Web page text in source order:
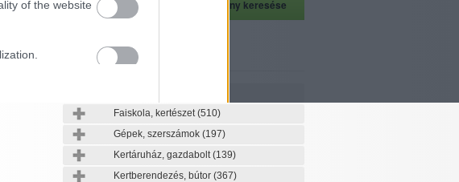
of the website
protection.
Kertészeti szaknévsor
Faiskola, kertészet(510)
Gépek, szerszámok (197)
Kertáruház, gazdabolt(139)
Kertberendezés, bútor (367)